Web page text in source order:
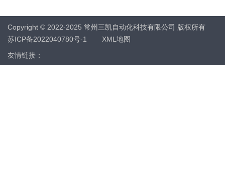
Copyright © 2022-2025 常州三凯自动化科技有限公司 版权所有
苏ICP备2022040780号-1
XML地图
友情链接：